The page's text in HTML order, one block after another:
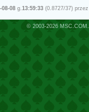
08-08g.13:59:33(0.8727/37)
© 2003-2026